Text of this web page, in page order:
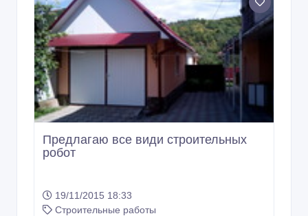
Предлагаю все види строительных
робот
19/11/2015 18:33
Строительные работы